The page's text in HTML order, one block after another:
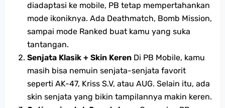
diadaptasi ke mobile, PB tetap mempertahankan
mode ikoniknya. Ada Deathmatch, Bomb Mission,
sampai mode Ranked buat kamu yang suka
tantangan.
Senjata Klasik + Skin Keren Di PB Mobile, kamu
masih bisa nemuin senjata-senjata favorit
seperti AK-47, Kriss S.V, atau AUG. Selain itu, ada
skin senjata yang bikin tampilannya makin keren.